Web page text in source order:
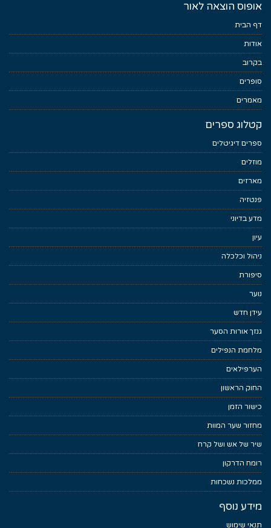
אופוס הוצאה לאור
דף הבית
אודות
בקרוב
סופרים
מאמרים
קטלוג ספרים
ספרים דיגיטלים
מוזלים
מארזים
פנטזיה
מדע בדיוני
עיון
ניהול וכלכלה
סיפורת
נוער
עידן חדש
גנזך אורות הסער
מלחמת הנפילים
הערפילאים
החוק הראשון
כישור הזמן
מחזור שער המוות
שיר של אש ושל קרח
רומח הדרקון
ממלכות נשכחות
מידע נוסף
תנאי שימוש